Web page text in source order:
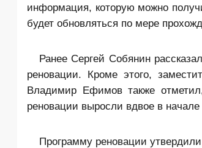
информация, которую можно
будет обновляться по мере
Ранее Сергей Собянин
реновации. Кроме этого,
Владимир Ефимов также
реновации выросли вдвое в начале
Программу реновации